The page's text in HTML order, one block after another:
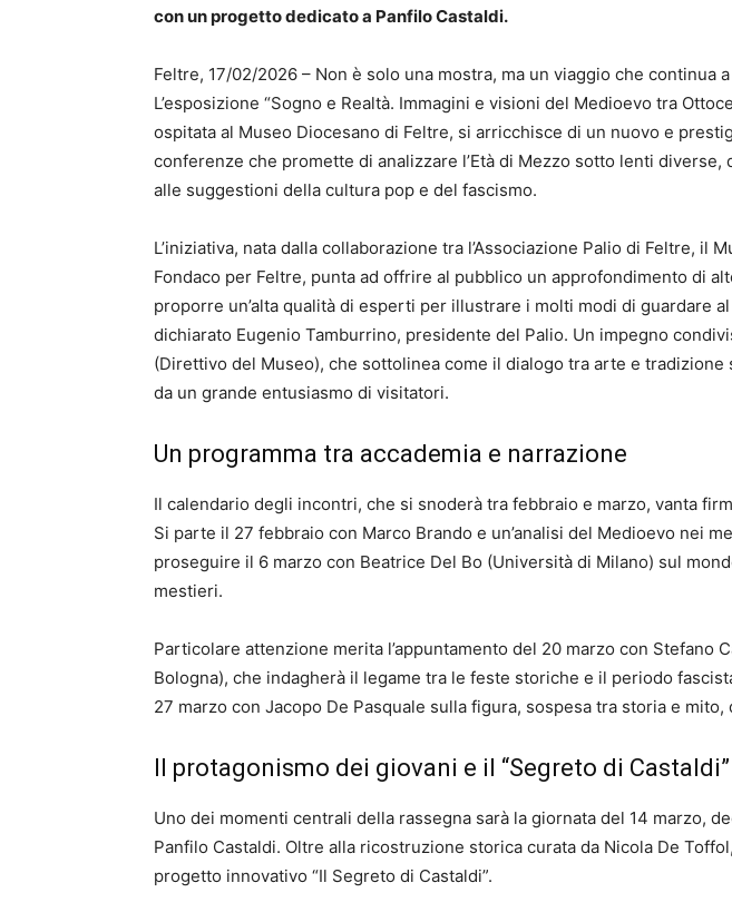
con un progetto dedicato a Panfilo Castaldi.
Feltre, 17/02/2026 – Non è solo una mostra, ma un viaggio che continua
L’esposizione “Sogno e Realtà. Immagini e visioni del Medioevo tra
ospitata al Museo Diocesano di Feltre, si arricchisce di un nuovo e
conferenze che promette di analizzare l’Età di Mezzo sotto lenti diverse,
alle suggestioni della cultura pop e del fascismo.
L’iniziativa, nata dalla collaborazione tra l’Associazione Palio di Feltre, il
Fondaco per Feltre, punta ad offrire al pubblico un approfondimento di
proporre un’alta qualità di esperti per illustrare i molti modi di guardare
dichiarato Eugenio Tamburrino, presidente del Palio. Un impegno
(Direttivo del Museo), che sottolinea come il dialogo tra arte e tradizione
da un grande entusiasmo di visitatori.
Un programma tra accademia e narrazione
Il calendario degli incontri, che si snoderà tra febbraio e marzo, vanta
Si parte il 27 febbraio con Marco Brando e un’analisi del Medioevo nei
proseguire il 6 marzo con Beatrice Del Bo (Università di Milano) sul
mestieri.
Particolare attenzione merita l’appuntamento del 20 marzo con Stefano
Bologna), che indagherà il legame tra le feste storiche e il periodo
27 marzo con Jacopo De Pasquale sulla figura, sospesa tra storia e mito,
Il protagonismo dei giovani e il “Segreto di Castaldi”
Uno dei momenti centrali della rassegna sarà la giornata del 14 marzo,
Panfilo Castaldi. Oltre alla ricostruzione storica curata da Nicola De
progetto innovativo “Il Segreto di Castaldi”.